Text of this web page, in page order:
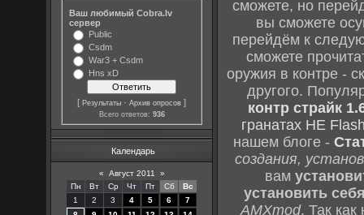
Ваш любимый Cobra.lv
сервер
Public
Csdm
War3 + Csdm
Hns xD
[Результаты ·Архив опросов ]
Всего ответов: 936
Календарь
« Август 2011
»
Пн
Вт Ср Чт Пт Сб
Вс
1
2 3 4 5 6
7
сможете, но
вы сможете
перейдём к
сможете
оружия в контре -
другого.
контр страйк
гранатах HE
нашем блоге -
создания,
вам
установить
AMXmod. Так как